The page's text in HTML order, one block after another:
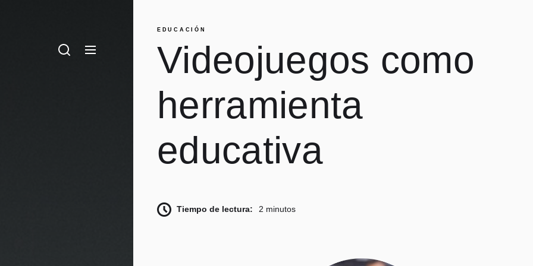
EDUCACIÓN
Videojuegos como
herramienta
educativa
Tiempo de lectura: 2 minutos